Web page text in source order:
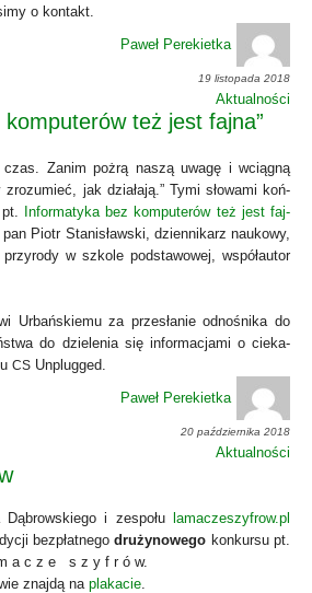
o kon­takt.
Paweł Perekietka
19 listopada 2018
Aktualności
też jest fajna”
Zanim pożrą naszą uwa­gę i wcią­gną
jak dzia­ła­ją.” Tymi sło­wa­mi koń­
Infor­ma­ty­ka bez kom­pu­te­rów też jest faj­
Piotr Sta­ni­sław­ski, dzien­ni­karz nauko­wy,
w szko­le pod­sta­wo­wej, współ­au­tor
Urbań­skie­mu za prze­sła­nie odno­śni­ka do
do dzie­le­nia się infor­ma­cja­mi o cie­ka­
CS Unplug­ged.
Paweł Perekietka
20 października 2018
Aktualności
i zespo­łu
lamaczeszyfrow.pl
bez­płat­ne­godru­ży­no­we­go kon­kur­su pt.
a c z e s z y f r ó w.
znaj­dą na pla­ka­cie.